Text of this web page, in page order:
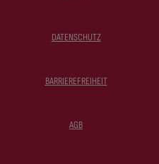
DATENSCHUTZ
BARRIEREFREIHEIT
AGB